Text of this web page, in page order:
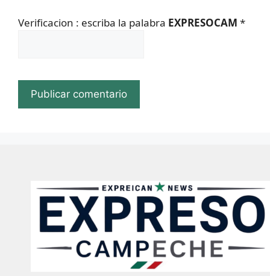
Verificacion : escriba la palabra EXPRESOCAM *